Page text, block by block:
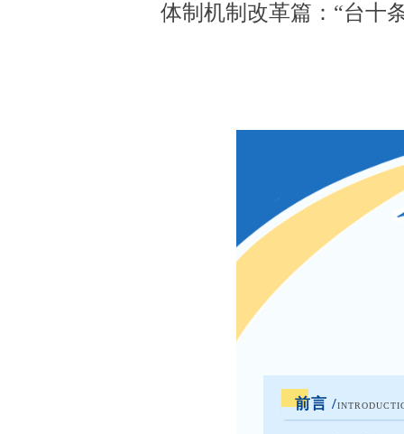
体制机制改革篇：“台十
前言 /